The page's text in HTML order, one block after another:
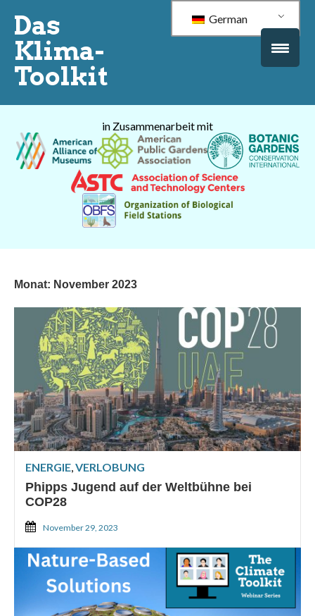
Das
Klima-
Toolkit
German
in Zusammenarbeit mit
Monat: November 2023
ENERGIE,VERLOBUNG
Phipps Jugend auf der Weltbühne bei
COP28
November 29, 2023